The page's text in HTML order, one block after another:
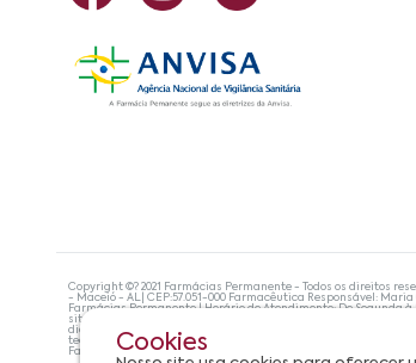
Cookies
Copyright ©? 2021 Farmácias Permanente - Todos os direitos
- Maceió - AL| CEP:57.051-000 Farmacêutica Responsável:
Farmácias Permanente | Horário de Atendimento: De Segunda à
site não devem ser utilizadas para automedicação e, de forma
diagnosticar problemas de saúde e prescrever o tratamento
tecnologias mais avançadas de proteção de dados, para que
Farmácias Permanente. Todos os pedidos efetuados estão